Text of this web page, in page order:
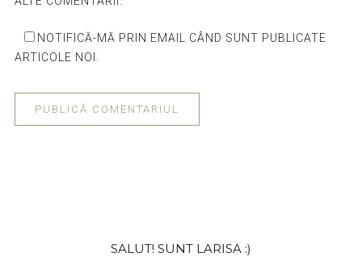
NOTIFICĂ-MĂ PRIN EMAIL CÂND SUNT PUBLICATE
ARTICOLE NOI.
SALUT! SUNT LARISA :)